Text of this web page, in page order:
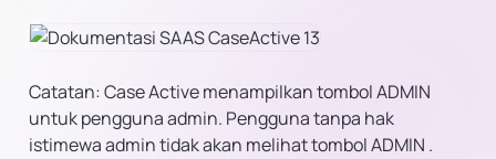
Catatan: Case Active menampilkan tombol ADMIN
untuk pengguna admin. Pengguna tanpa hak
istimewa admin tidak akan melihat tombol ADMIN .